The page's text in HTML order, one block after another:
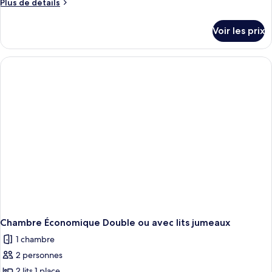
Superior
Plus de détails
le
type
de
Voir les prix
Chambre Économique Double ou avec lits jumeaux
1 chambre
2 personnes